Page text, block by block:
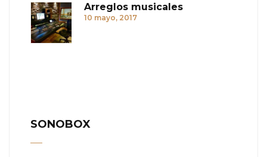
Arreglos musicales
10 mayo, 2017
SONOBOX